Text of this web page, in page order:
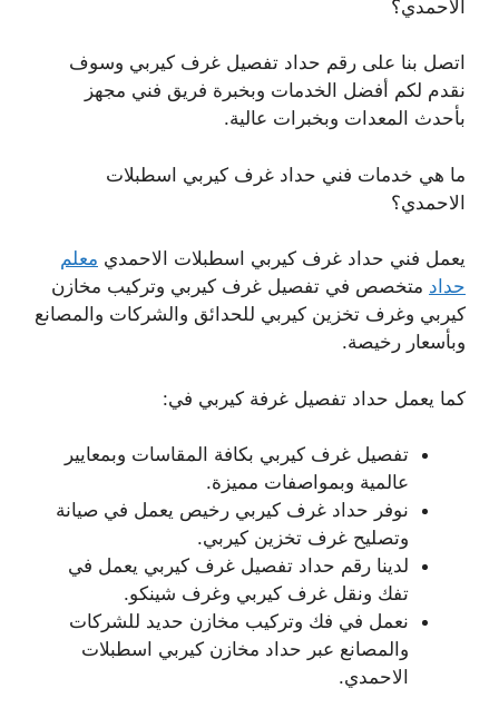
الاحمدي؟
اتصل بنا على رقم حداد تفصيل غرف كيربي وسوف
نقدم لكم أفضل الخدمات وبخبرة فريق فني مجهز
بأحدث المعدات وبخبرات عالية.
ما هي خدمات فني حداد غرف كيربي اسطبلات
الاحمدي؟
يعمل فني حداد غرف كيربي اسطبلات الاحمدي معلم
حداد متخصص في تفصيل غرف كيربي وتركيب مخازن
كيربي وغرف تخزين كيربي للحدائق والشركات والمصانع
وبأسعار رخيصة.
كما يعمل حداد تفصيل غرفة كيربي في:
تفصيل غرف كيربي بكافة المقاسات وبمعايير
عالمية وبمواصفات مميزة.
نوفر حداد غرف كيربي رخيص يعمل في صيانة
وتصليح غرف تخزين كيربي.
لدينا رقم حداد تفصيل غرف كيربي يعمل في
تفك ونقل غرف كيربي وغرف شينكو.
نعمل في فك وتركيب مخازن حديد للشركات
والمصانع عبر حداد مخازن كيربي اسطبلات
الاحمدي.